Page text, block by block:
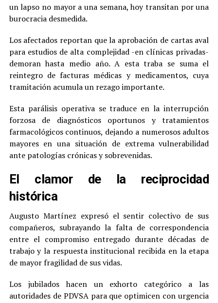
un lapso no mayor a una semana, hoy transitan por una
burocracia desmedida.
Los afectados reportan que la aprobación de cartas aval
para estudios de alta complejidad -en clínicas privadas-
demoran hasta medio año. A esta traba se suma el
reintegro de facturas médicas y medicamentos, cuya
tramitación acumula un rezago importante.
Esta parálisis operativa se traduce en la interrupción
forzosa de diagnósticos oportunos y tratamientos
farmacológicos continuos, dejando a numerosos adultos
mayores en una situación de extrema vulnerabilidad
ante patologías crónicas y sobrevenidas.
El clamor de la reciprocidad
histórica
Augusto Martínez expresó el sentir colectivo de sus
compañeros, subrayando la falta de correspondencia
entre el compromiso entregado durante décadas de
trabajo y la respuesta institucional recibida en la etapa
de mayor fragilidad de sus vidas.
Los jubilados hacen un exhorto categórico a las
autoridades de PDVSA para que optimicen con urgencia